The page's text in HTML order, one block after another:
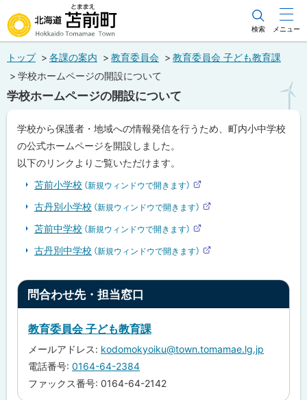
文
メ
北海道苫前町
Hokkaido Tomamae Town
検索 メニュー
トップ 各課の案内 教育委員会
教育委員会 子ども教育課
学校ホームページの開設について
学校ホームページの開設について
ペ
ジ
内
目
次
合
せ
・
当
窓
口
学校から保護者・地域への情報発信を行うため、町内小中学校
の公式ホームページを開設しました。
以下のリンクよりご覧いただけます。
苫前小学校 （新規ウィンドウで開きます）
部
サ
イ
ト
古丹別小学校 （新規ウィンドウで開きます）
イ
ト
苫前中学校 （新規ウィンドウで開きます）
部
サ
古丹別中学校 （新規ウィンドウで開きます）
サ
ト
問合わせ先・担当窓口
教育委員会 子ども教育課
メールアドレス: kodomokyoiku@town.tomamae.lg.jp
電話番号: 0164-64-2384
ファックス番号: 0164-64-2142